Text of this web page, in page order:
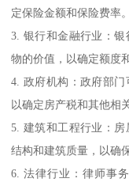
定保险金额和保险费率。
3. 银行和金融行业：
物的价值，以确定额度
4. 政府机构：政府部门
以确定房产税和其他相
5. 建筑和工程行业：
结构和建筑质量，以确
6. 法律行业：律师事